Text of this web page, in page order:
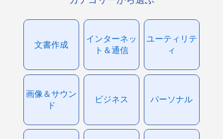
文書作成
インターネッ
ト＆通信
ユーティリテ
ィ
画像＆サウン
ド
ビジネス パーソナル